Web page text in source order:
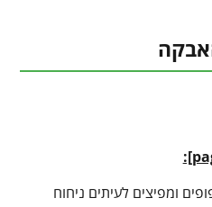
]:
ומפיצים לעיתים ניחוח